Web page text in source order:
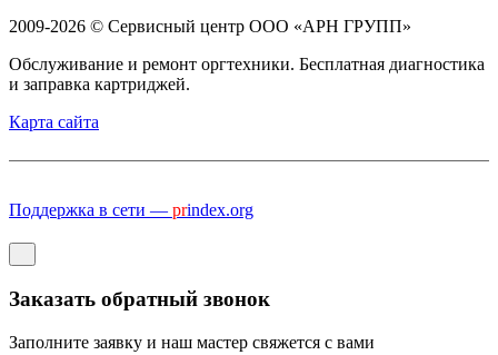
2009-2026 © Сервисный центр ООО «АРН ГРУПП»
Обслуживание и ремонт оргтехники. Бесплатная диагностика
и заправка картриджей.
Карта сайта
Поддержка в сети — prindex.org
Заказать обратный звонок
Заполните заявку и наш мастер свяжется с вами